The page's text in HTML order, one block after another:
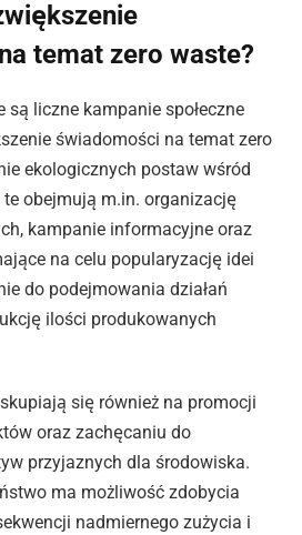
temat zero waste?
są liczne kampanie społeczne
świadomości na temat zero
ekologicznych postaw wśród
te obejmują m.in. organizację
kampanie informacyjne oraz
na celu popularyzację idei
do podejmowania działań
ilości produkowanych
się również na promocji
oraz zachęcaniu do
przyjaznych dla środowiska.
ma możliwość zdobycia
nadmiernego zużycia i